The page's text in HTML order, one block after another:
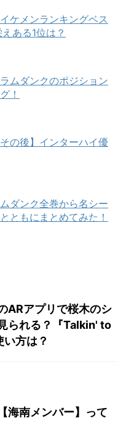
ケメンランキングベス
ある1位は？
ラムダンクのポジション
！
その後】インターハイ優
ムダンク全巻から名シー
ともにまとめてみた！
ARアプリで桜木のシ
られる？『Talkin' to
方は？
海南メンバー】って